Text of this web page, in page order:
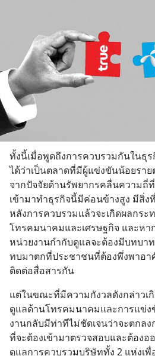
ทั้งนี้เมื่อพูดถึงการควบรวมกันในธุ
ได้ว่าเป็นตลาดที่มีผู้แข่งขันน้อยรา
จากปัจจัยด้านรัพยากรคลื่นความถี่
เข้ามาทำธุรกิจนี้มีค่อนข้างสูง มีสิ่
หลังการควบรวมแล้วจะเกิดผลกระ
โทรคมนาคมและเศรษฐกิจ และหา
หน่วยงานกำกับดูแลจะต้องมีบทบาท
ทบมาตกที่ประชาชนที่ต้องพึ่งพาอา
ติดต่อสื่อสารกัน
แต่ในขณะที่มีความกังวลดังกล่าวเ
ดูแลด้านโทรคมนาคมและการแข่ง
งานกลับมีท่าทีไม่ชัดเจนว่าจะตกล
ที่จะต้องเข้ามาตรวจสอบและต้องอ
ดูแลการควบรวมบริษัททั้ง 2 แห่งเ